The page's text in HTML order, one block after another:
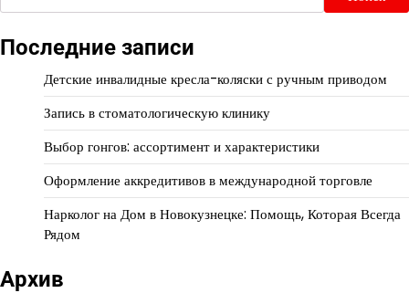
Последние записи
Детские инвалидные кресла-коляски с ручным приводом
Запись в стоматологическую клинику
Выбор гонгов: ассортимент и характеристики
Оформление аккредитивов в международной торговле
Нарколог на Дом в Новокузнецке: Помощь, Которая Всегда
Рядом
Архив